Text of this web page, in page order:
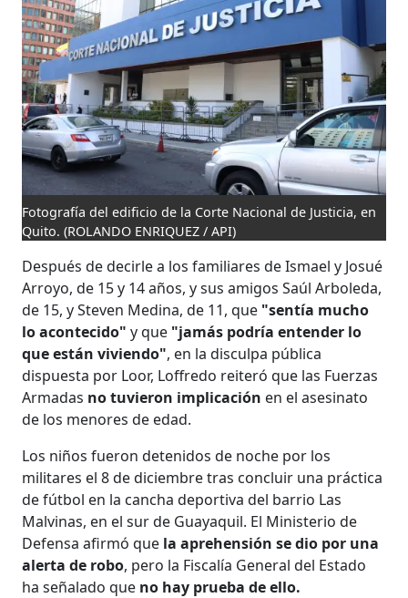
Fotografía del edificio de la Corte Nacional de Justicia, en
Quito. (ROLANDO ENRIQUEZ / API)
Después de decirle a los familiares de Ismael y Josué
Arroyo, de 15 y 14 años, y sus amigos Saúl Arboleda,
de 15, y Steven Medina, de 11, que "sentía mucho
lo acontecido" y que "jamás podría entender lo
que están viviendo", en la disculpa pública
dispuesta por Loor, Loffredo reiteró que las Fuerzas
Armadas no tuvieron implicación en el asesinato
de los menores de edad.
Los niños fueron detenidos de noche por los
militares el 8 de diciembre tras concluir una práctica
de fútbol en la cancha deportiva del barrio Las
Malvinas, en el sur de Guayaquil. El Ministerio de
Defensa afirmó que la aprehensión se dio por una
alerta de robo, pero la Fiscalía General del Estado
ha señalado que no hay prueba de ello.